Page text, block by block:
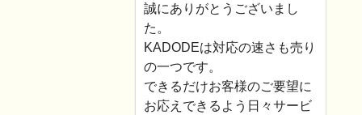
誠にありがとうございまし
た。
KADODEは対応の速さも売り
の一つです。
できるだけお客様のご要望に
お応えできるよう日々サービ